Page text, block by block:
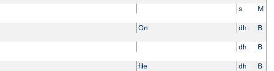
s M
On dh B
dh B
file dh B